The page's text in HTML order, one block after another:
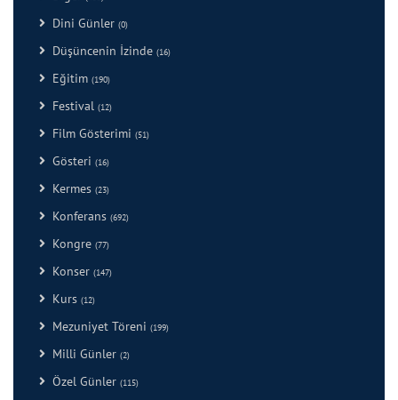
Dini Günler (0)
Düşüncenin İzinde (16)
Eğitim (190)
Festival (12)
Film Gösterimi (51)
Gösteri (16)
Kermes (23)
Konferans (692)
Kongre (77)
Konser (147)
Kurs (12)
Mezuniyet Töreni (199)
Milli Günler (2)
Özel Günler (115)